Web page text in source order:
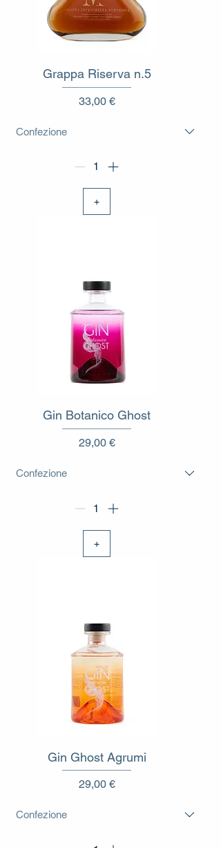
Grappa Riserva n.5
Prezzo
33,00 €
+
Gin Botanico Ghost
Prezzo
29,00 €
+
Gin Ghost Agrumi
Prezzo
29,00 €